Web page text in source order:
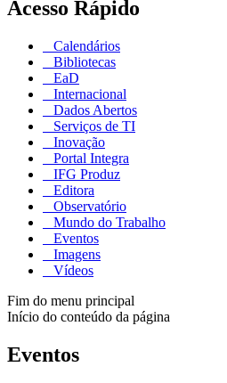
Acesso Rápido
Calendários
Bibliotecas
EaD
Internacional
Dados Abertos
Serviços de TI
Inovação
Portal Integra
IFG Produz
Editora
Observatório
Mundo do Trabalho
Eventos
Imagens
Vídeos
Fim do menu principal
Início do conteúdo da página
Eventos